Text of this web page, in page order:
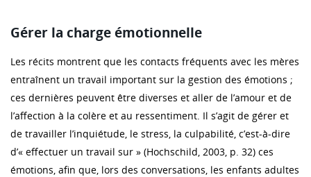
Gérer la charge émotionnelle
Les récits montrent que les contacts fréquents avec les mères
entraînent un travail important sur la gestion des émotions ;
ces dernières peuvent être diverses et aller de l’amour et de
l’affection à la colère et au ressentiment. Il s’agit de gérer et
de travailler l’inquiétude, le stress, la culpabilité, c’est-à-dire
d’« effectuer un travail sur » (Hochschild, 2003, p. 32) ces
émotions, afin que, lors des conversations, les enfants adultes